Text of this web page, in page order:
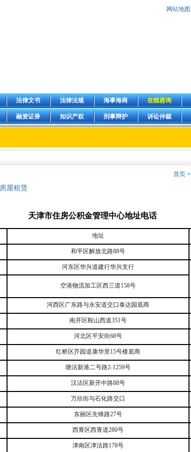
网站地图
法律文书 法律法规 海事海商 在线咨询
融资证券 知识产权 刑事辩护 诉讼仲裁
首页 >
房屋租赁
天津市住房公积金管理中心地址电话
地址
和平区解放北路88号
河东区华兴道建行华兴支行
空港物流加工区西三道158号
河西区广东路与永安道交口泰达园底商
南开区鞍山西道351号
河北区平安街68号
红桥区芥园道康华里15号楼底商
塘沽新港二号路2-1259号
汉沽区新开中路88号
万欣街与石化路交口
东丽区先锋路27号
西青区西青道280号
津南区津沽路178号